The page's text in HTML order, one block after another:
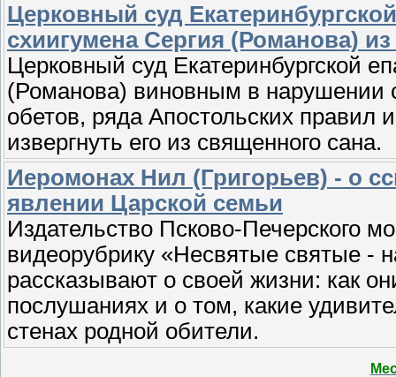
Церковный суд
схиигумена Сергия (Романова)
Церковный суд Екатеринбургской
(Романова) виновным в нарушении
обетов, ряда Апостольских правил
извергнуть его из священного сана.
Иеромонах Нил (Григорьев) - о
явлении Царской семьи
Издательство Псково-Печерского
видеорубрику «Несвятые святые -
рассказывают о своей жизни: как
послушаниях и о том, какие
стенах родной обители.